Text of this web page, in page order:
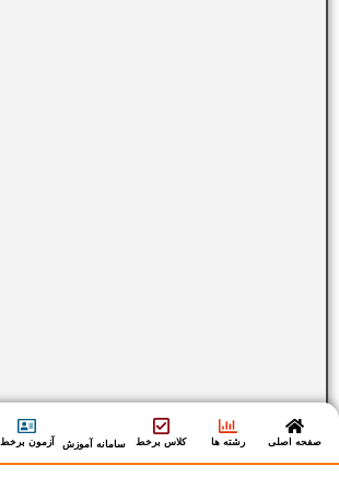
صفحه اصلی رشته ها کلاس برخط سامانه آموزش آزمون برخط